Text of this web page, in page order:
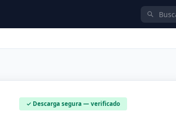
✓ Descarga segura — verificado